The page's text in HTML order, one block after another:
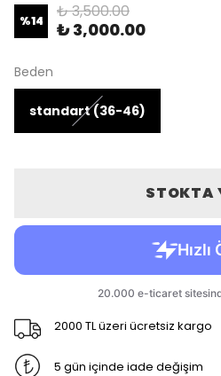
%14 ₺ 3,500.00
₺ 3,000.00
Beden
standart (36-46)
STOKTA
2000 TL üzeri ücretsiz kargo
5 gün içinde iade değişim